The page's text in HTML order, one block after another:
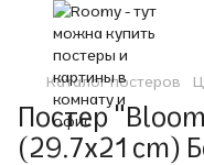
Каталог постеров
Постер
(29.7x21 cm)